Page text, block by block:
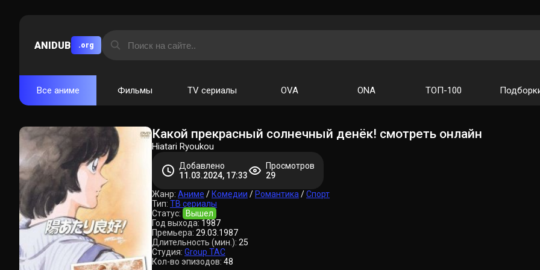
ANIDUB .org
Все аниме Фильмы TV сериалы OVA ONA ТОП-100
Какой прекрасный солнечный денёк! смотреть онлайн
Hiatari Ryoukou
Добавлено
11.03.2024, 17:33
Просмотров
29
Жанр: Аниме / Комедии / Романтика /Спорт
Тип: ТВ сериалы
Статус:
Вышел
Год выхода: 1987
Премьера: 29.03.1987
Длительность (мин.): 25
Студия: Group TAC
Кол-во эпизодов: 48